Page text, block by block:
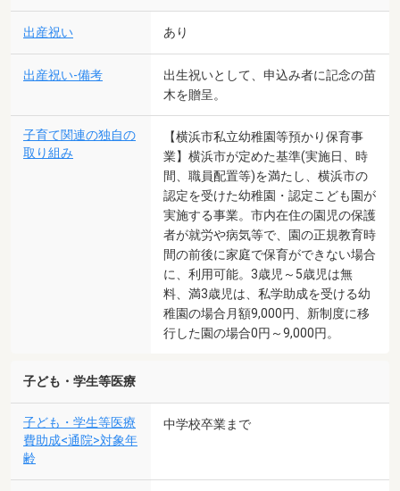
出産祝い あり
出産祝い-備考
出生祝いとして、申込み者に記念の苗
木を贈呈。
子育て関連の独自の
取り組み
【横浜市私立幼稚園等預かり保育事
業】横浜市が定めた基準(実施日、時
間、職員配置等)を満たし、横浜市の
認定を受けた幼稚園・認定こども園が
実施する事業。市内在住の園児の保護
者が就労や病気等で、園の正規教育時
間の前後に家庭で保育ができない場合
に、利用可能。3歳児～5歳児は無
料、満3歳児は、私学助成を受ける幼
稚園の場合月額9,000円、新制度に移
行した園の場合0円～9,000円。
子ども・学生等医療
子ども・学生等医療
費助成<通院>対象年
齢
中学校卒業まで